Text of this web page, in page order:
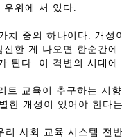
우위에 서 있다.
치 중의 하나이다. 개성
한 게 나오면 한순간
된다. 이 격변의 시대
트 교육이 추구하는 지
한 개성이 있어야 한다
사회 교육 시스템 전